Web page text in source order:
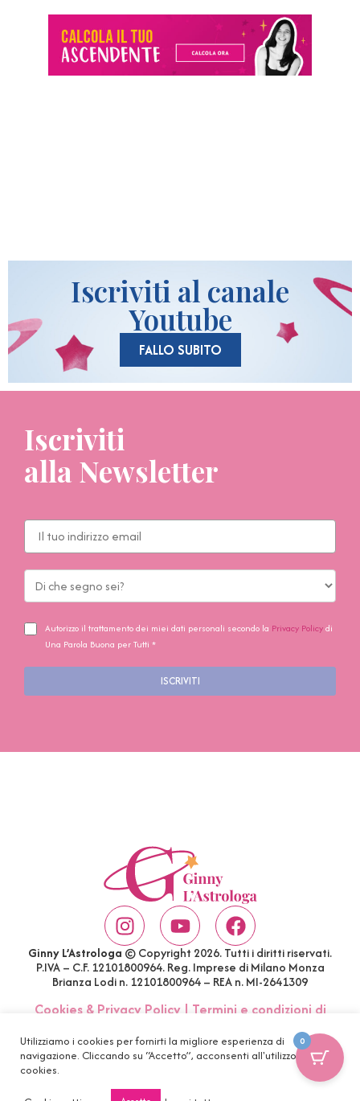
Iscriviti al canale
Youtube
FALLO SUBITO
Iscriviti
alla Newsletter
Autorizzo il trattamento dei miei dati personali secondo la Privacy Policydi
Una Parola Buona per Tutti *
ISCRIVITI
Ginny L’Astrologa © Copyright 2026. Tutti i diritti riservati.
P.IVA – C.F. 12101800964. Reg. Imprese di Milano Monza
Brianza Lodi n. 12101800964 – REA n. MI-2641309
Cookies & Privacy Policy| Termini e condizioni di
Utilizziamo i cookies per fornirti la migliore esperienza di
navigazione. Cliccando su “Accetto”, acconsenti all'utilizzo di tutti i
cookies.
0